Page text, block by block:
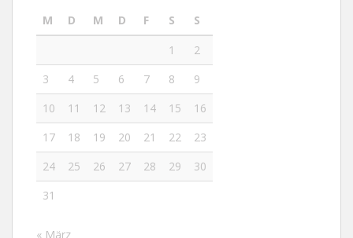
M
D M D F S
S
1
2
3
4 5 6 7 8
9
10
11 12 13 14 15
16
17
18 19 20 21 22
23
24
25 26 27 28 29
30
31
« März